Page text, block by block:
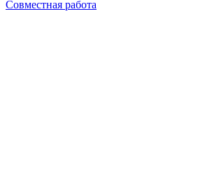
Совместная работа